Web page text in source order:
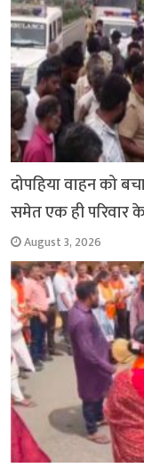
दोपहिया वाहन को
समेत एक ही परिवार
August 3, 2026